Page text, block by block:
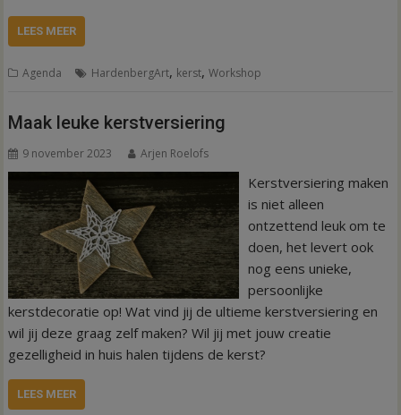
LEES MEER
Agenda HardenbergArt, kerst,Workshop
Maak leuke kerstversiering
9 november 2023 Arjen Roelofs
Kerstversiering maken
is niet alleen
ontzettend leuk om te
doen, het levert ook
nog eens unieke,
persoonlijke
kerstdecoratie op! Wat vind jij de ultieme kerstversiering en
wil jij deze graag zelf maken? Wil jij met jouw creatie
gezelligheid in huis halen tijdens de kerst?
LEES MEER